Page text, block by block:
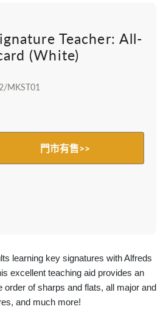
Teacher: All-
(White)
MKST01
門市有售>>
learning key signatures with Alfreds
excellent teaching aid provides an
order of sharps and flats, all major and
and much more!